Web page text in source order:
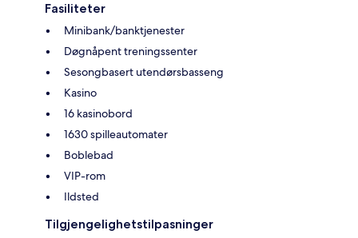
Fasiliteter
Minibank/banktjenester
Døgnåpent treningssenter
Sesongbasert utendørsbasseng
Kasino
16 kasinobord
1630 spilleautomater
Boblebad
VIP-rom
Ildsted
Tilgjengelighetstilpasninger